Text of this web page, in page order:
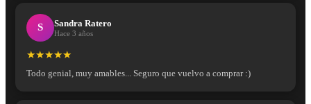
S Sandra Ratero
Hace 3 años
★★★★★
Todo genial, muy amables... Seguro que vuelvo a comprar :)